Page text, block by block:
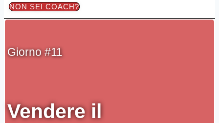
NON SEI COACH?
Giorno #11
Vendere il